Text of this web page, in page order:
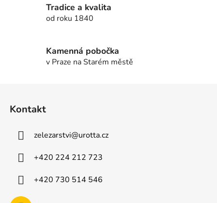
í
k
y
Tradice a kvalita
od roku 1840
Kamenná pobočka
v Praze na Starém městě
Kontakt
zelezarstvi@urotta.cz
+420 224 212 723
+420 730 514 546